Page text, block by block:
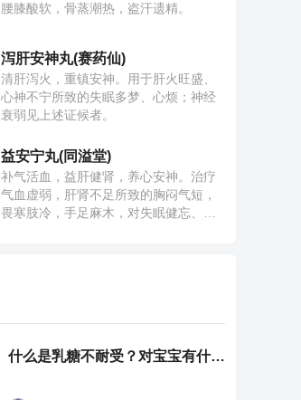
腰膝酸软，骨蒸潮热，盗汗遗精。
泻肝安神丸(赛药仙)
清肝泻火，重镇安神。用于肝火旺盛、
心神不宁所致的失眠多梦、心烦；神经
衰弱见上述证候者。
益安宁丸(同溢堂)
补气活血，益肝健肾，养心安神。治疗
气血虚弱，肝肾不足所致的胸闷气短，
畏寒肢冷，手足麻木，对失眠健忘、神
什么是乳糖不耐受？对宝宝有什么影响？